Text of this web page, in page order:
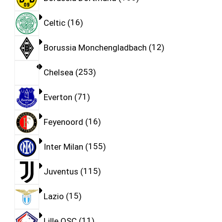
Celtic 16
Borussia Monchengladbach 12
Chelsea 253
Everton 71
Feyenoord 16
Inter Milan 155
Juventus 115
Lazio 15